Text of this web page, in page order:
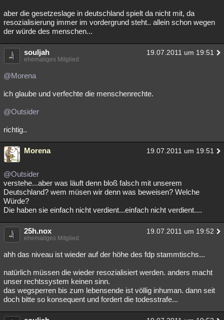
aber die gesetzeslage in deutschland spielt da nicht mit, da
resozialisierung immer im vordergrund steht.. allein schon wegen
der würde des menschen...
souljah 19.07.2011 um 19:51
ehemaliges Mitglied
@Morena
ich glaube und verfechte die menschenrechte.
@Outsider
richtig..
Morena 19.07.2011 um 19:51
@Outsider
verstehe...aber was läuft denn bloß falsch mit unserem
Deutschland? wem müsen wir denn was beweisen? Welche
Würde?
Die haben sie einfach nicht verdient...einfach nicht verdient....
25h.nox 19.07.2011 um 19:52
ehemaliges Mitglied
ahh das niveau ist wieder auf der höhe des fdp stammtischs...
natürlich müssen die wieder resozialisiert werden. anders macht
unser rechtssystem keinen sinn.
das wegsperren bis zum lebensende ist völlig inhuman. dann seit
doch bitte so konsequent und fordert die todesstrafe...